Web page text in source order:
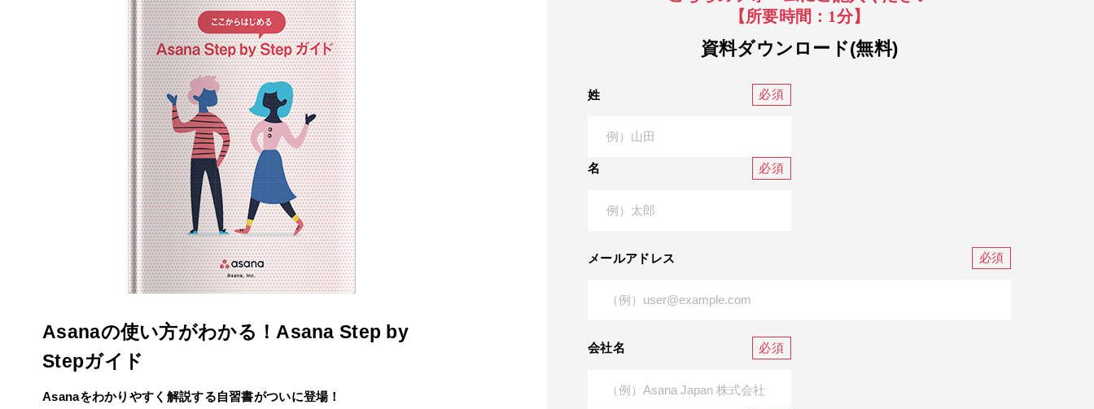
Asanaの使い方がわかる！Asana Step by
Stepガイド
Asanaをわかりやすく解説する自習書がついに登場！
【所要時間：1分】
資料ダウンロード(無料)
姓
名
メールアドレス
会社名